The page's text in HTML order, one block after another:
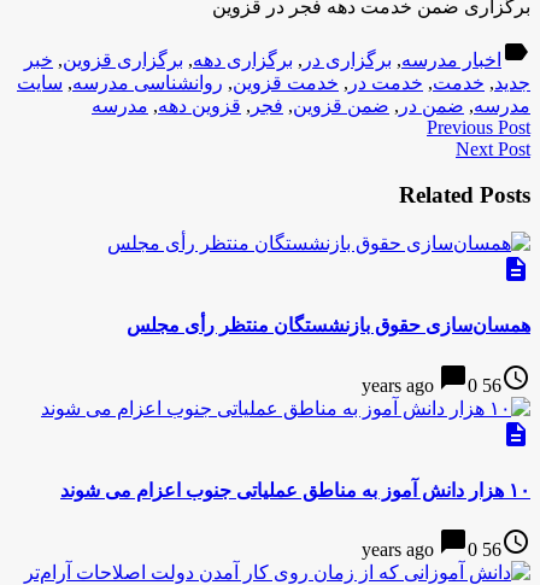
برگزاری ضمن خدمت دهه فجر در قزوین
label اخبار مدرسه, برگزاری در , برگزاری دهه, برگزاری قزوین, خبر
جدید, خدمت, خدمت در , خدمت قزوین, روانشناسی مدرسه, سایت
مدرسه, ضمن در , ضمن قزوین, فجر , قزوین دهه, مدرسه
Previous Post
Next Post
Related Posts
description
همسان‌سازی حقوق بازنشستگان منتظر رأی مجلس
access_time
56 years ago
chat_bubble0
description
۱۰ هزار دانش آموز به مناطق عملیاتی جنوب اعزام می شوند
access_time
56 years ago
chat_bubble0